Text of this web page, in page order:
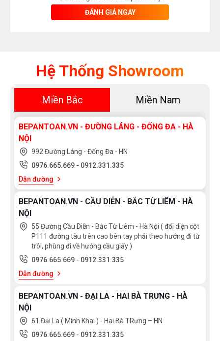
ĐÁNH GIÁ NGAY
Hệ Thống Showroom
Miền Bắc Miền Nam
BEPANTOAN.VN - ĐƯỜNG LÁNG - ĐỐNG ĐA - HÀ
NỘI
992 Đường Láng - Đống Đa - HN
0976.665.669 - 0912.331.335
Dẫn đường
BEPANTOAN.VN - CẦU DIỄN - BẮC TỪ LIÊM - HÀ
NỘI
55 Đường Cầu Diễn - Bắc Từ Liêm - Hà Nội ( đối diện cột
P111 đường tàu trên cao bên tay phải theo hướng đi từ
trôi, phùng đi về hướng cầu giấy )
0976.665.669 - 0912.331.335
Dẫn đường
BEPANTOAN.VN - ĐẠI LA - HAI BÀ TRƯNG - HÀ
NỘI
61 Đại La ( Minh Khai ) - Hai Bà TRưng – HN
0976.665.669 - 0912.331.335